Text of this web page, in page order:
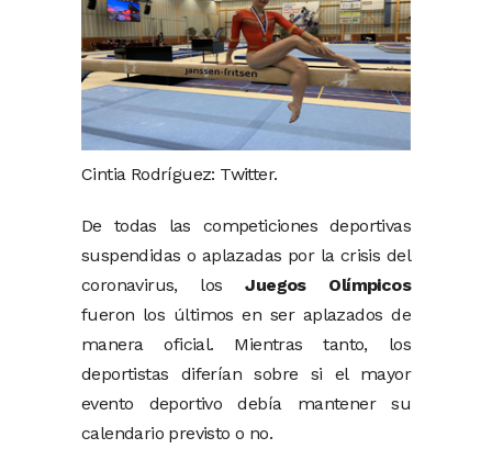
Cintia Rodríguez: Twitter.
De todas las competiciones deportivas
suspendidas o aplazadas por la crisis del
coronavirus, losJuegos Olímpicos
fueron los últimos en ser aplazados de
manera oficial. Mientras tanto, los
deportistas diferían sobre si el mayor
evento deportivo debía mantener su
calendario previsto o no.